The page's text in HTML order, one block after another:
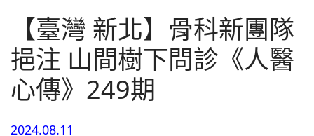
【臺灣 新北】骨科新團隊
挹注 山間樹下問診《人醫
心傳》249期
2024.08.11